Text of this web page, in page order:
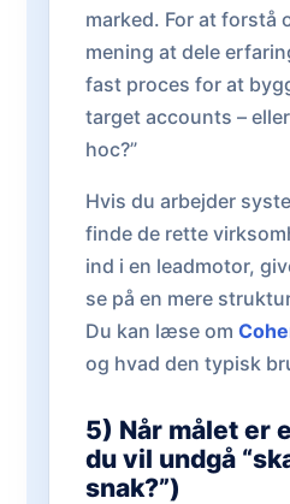
marked. For at forstå
mening at dele
fast proces for at
target accounts –
hoc?”
Hvis du arbejder
finde de rette
ind i en leadmotor,
se på en mere
Du kan læse om
og hvad den typisk
5) Når målet er
du vil undgå
snak?”)